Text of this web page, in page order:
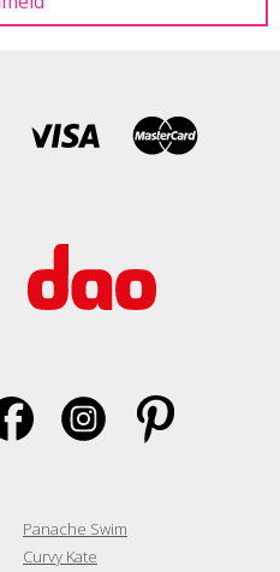
Panache Swim
Curvy Kate